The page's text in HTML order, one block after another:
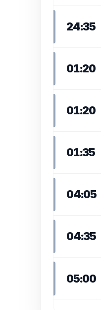
24:35
01:20
01:20
01:35
04:05
04:35
05:00